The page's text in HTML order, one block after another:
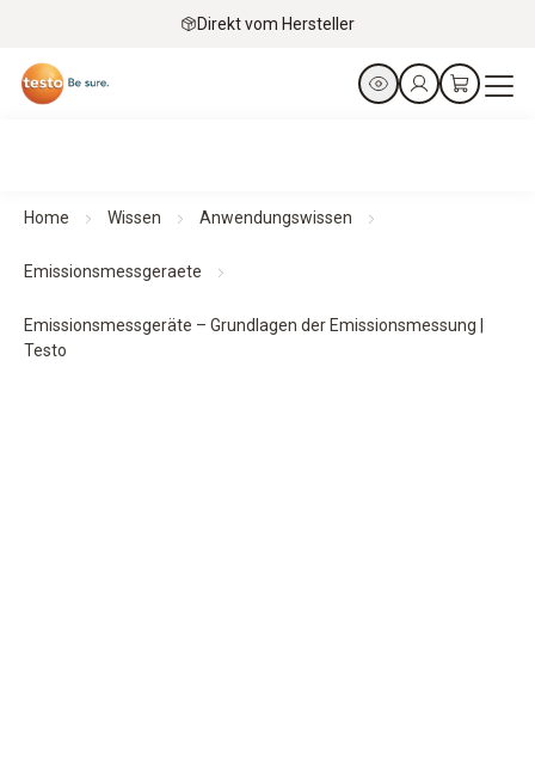
Direkt vom Hersteller
Home Wissen Anwendungswissen
Emissionsmessgeraete
Emissionsmessgeräte – Grundlagen der Emissionsmessung |
Testo